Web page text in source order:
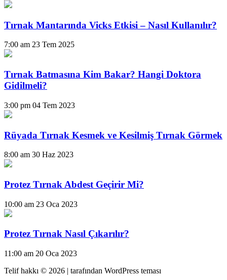
Tırnak Mantarında Vicks Etkisi – Nasıl Kullanılır?
7:00 am 23 Tem 2025
Tırnak Batmasına Kim Bakar? Hangi Doktora
Gidilmeli?
3:00 pm 04 Tem 2023
Rüyada Tırnak Kesmek ve Kesilmiş Tırnak Görmek
8:00 am 30 Haz 2023
Protez Tırnak Abdest Geçirir Mi?
10:00 am 23 Oca 2023
Protez Tırnak Nasıl Çıkarılır?
11:00 am 20 Oca 2023
Telif hakkı © 2026 | tarafından WordPress teması